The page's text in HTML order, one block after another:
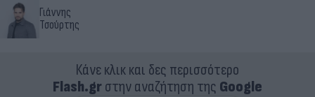
Γιάννης
Τσούρτης
Κάνε κλικ και δες περισσότερο
Flash.grστην αναζήτηση της Google